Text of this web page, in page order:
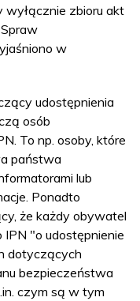
zbioru akt
w
udostępnienia
osób
To np. osoby, które
państwa
lub
Ponadto
że każdy obywatel
"o udostępnienie
dotyczących
bezpieczeństwa
czym są w tym